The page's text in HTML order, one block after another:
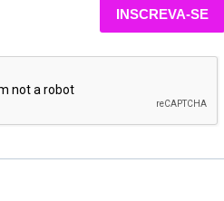
INSCREVA-SE